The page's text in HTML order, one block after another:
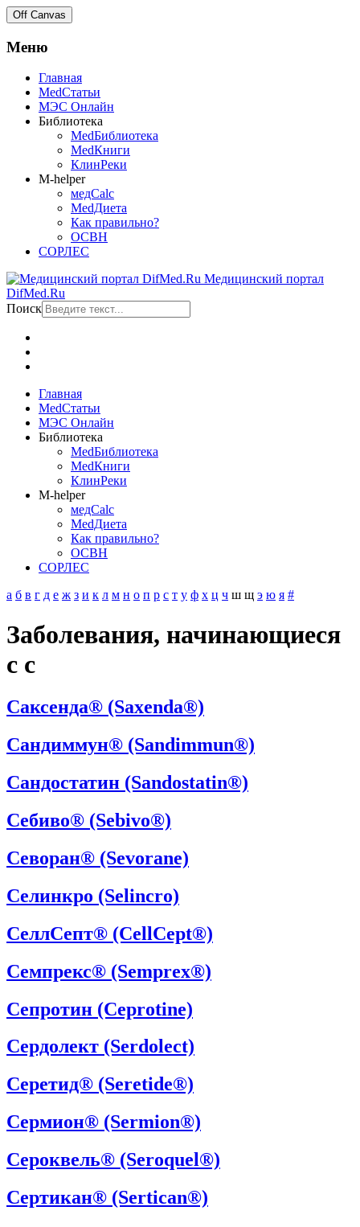
Off Canvas
Меню
Главная
MedСтатьи
МЭС Онлайн
Библиотека
MedБиблиотека
MedКниги
КлинРеки
M-helper
медCalc
MedДиета
Как правильно?
ОСВН
СОРЛЕС
Медицинский портал
DifMed.Ru
Поиск
Главная
MedСтатьи
МЭС Онлайн
Библиотека
MedБиблиотека
MedКниги
КлинРеки
M-helper
медCalc
MedДиета
Как правильно?
ОСВН
СОРЛЕС
а б в г д е ж з и к л м н о п р с т у ф х ц ч ш щ э ю я #
Заболевания, начинающиеся
с с
Саксенда® (Saxenda®)
Сандиммун® (Sandimmun®)
Сандостатин (Sandostatin®)
Себиво® (Sebivo®)
Севоран® (Sevorane)
Селинкро (Selincro)
СеллСепт® (CellCept®)
Семпрекс® (Semprex®)
Сепротин (Ceprotine)
Сердолект (Serdolect)
Серетид® (Seretide®)
Сермион® (Sermion®)
Сероквель® (Seroquel®)
Сертикан® (Sertiсan®)